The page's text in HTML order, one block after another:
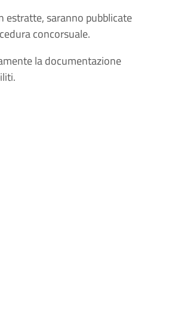
estratte, saranno pubblicate
concorsuale.
la documentazione